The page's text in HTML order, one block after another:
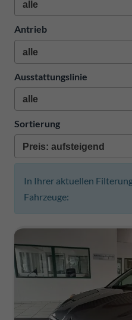
Antrieb
Ausstattungslinie
Sortierung
In Ihrer aktuellen
Fahrzeuge: